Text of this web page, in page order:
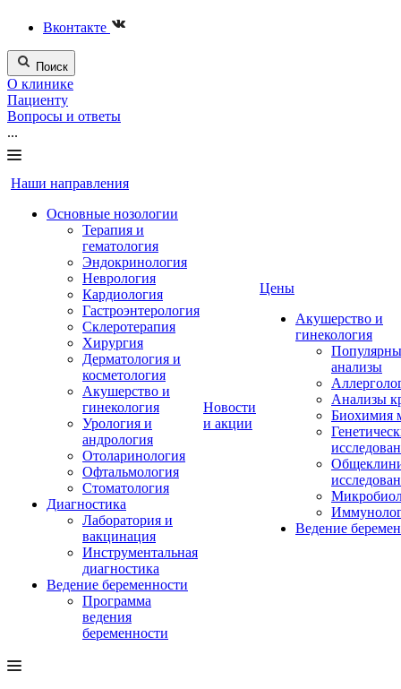
Вконтакте
Поиск
О клинике
Пациенту
Вопросы и ответы
...
Наши направления
Основные нозологии
Терапия и
гематология
Эндокринология
Неврология
Кардиология
Гастроэнтерология
Склеротерапия
Хирургия
Дерматология и
косметология
Акушерство и
гинекология
Урология и
андрология
Отоларинология
Офтальмология
Стоматология
Диагностика
Лаборатория и
вакцинация
Инструментальная
диагностика
Ведение беременности
Программа
ведения
беременности
Новости
и акции
Цены
Акушерство и
гинекология
анализы
Анализы
Биохимия
Ведение